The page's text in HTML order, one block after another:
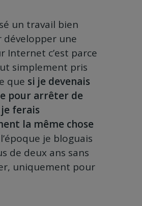
un travail bien
développer une
Internet c’est parce
simplement pris
que si je devenais
pour arrêter de
ferais
la même chose
je bloguais
de deux ans sans
uniquement pour